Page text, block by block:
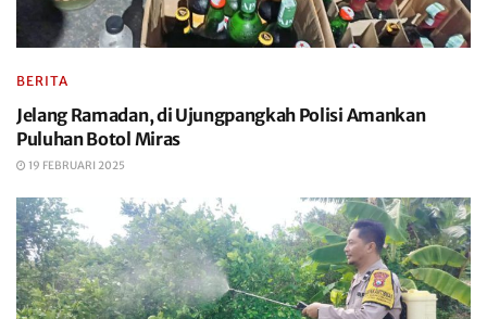
BERITA
Jelang Ramadan, di Ujungpangkah Polisi Amankan
Puluhan Botol Miras
19 FEBRUARI 2025